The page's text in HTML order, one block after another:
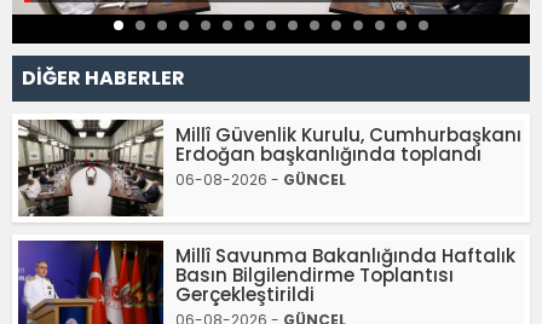
DİĞER HABERLER
Millî Güvenlik Kurulu, Cumhurbaşkanı
Erdoğan başkanlığında toplandı
06-08-2026 - GÜNCEL
Millî Savunma Bakanlığında Haftalık
Basın Bilgilendirme Toplantısı
Gerçekleştirildi
06-08-2026 - GÜNCEL